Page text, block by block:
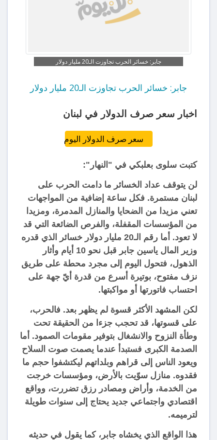
جابر: خسائر الحرب تجاوزت الـ20 مليار دولار
جابر: خسائر الحرب تجاوزت الـ20 مليار دولار
اخبار سعر صرف الدولار في لبنان
سعر صرف الدولار اليوم
كتبت سلوى بعلبكي في "النهار":
لن يتوقف عداد الخسائر ما دامت الحرب على
لبنان مستمرة. فكل ساعة إضافية من المواجهات
تعني مزيدا من الضحايا والمنازل المدمرة، ومزيدا
من المؤسسات المقفلة، والفرص الضائعة التي قد
لا تعود. أما رقم الـ20 مليار دولار خسائر الذي قدره
وزير المال ياسين جابر قبل نحو 10 أيام وأثار
الذهول، فتحول اليوم إلى مجرد محطة على طريق
نزف مفتوح، بوتيرة أسرع من قدرة أيّ جهة على
احتساب فاتورتها أو مواكبتها.
لكن المشهد الأكثر قسوة لم يظهر بعد. فالحرب،
على قسوتها، قد تحجب جزءا من الحقيقة تحت
وطأة النزوح والانشغال بتوفير مقومات الصمود. أما
الصدمة الكبرى فستبدأ عندما يصمت صوت السلاح
ويعود الناس إلى قراهم وبلداتهم ليكتشفوا حجم ما
فقدوه. منازل سوّيت بالأرض، ومؤسسات خرجت
من الخدمة، وأراض ومصادر رزق تضررت، وواقع
اقتصادي واجتماعي جديد يحتاج إلى سنوات طويلة
لترميمه.
هذا الواقع الذي يخشاه جابر، كما يقول في حديثه